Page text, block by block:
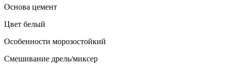
Основа цемент
Цвет белый
Особенности морозостойкий
Смешивание дрель/миксер